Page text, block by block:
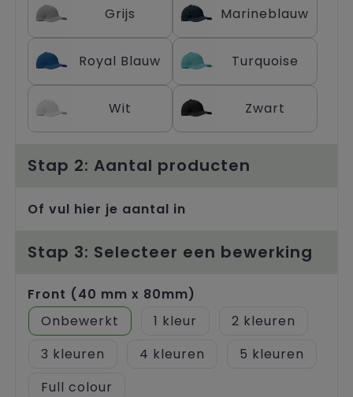
Grijs Marineblauw
Royal Blauw Turquoise
Wit Zwart
Stap 2: Aantal producten
Of vul hier je aantal in
Stap 3: Selecteer een bewerking
Front (40 mm x 80mm)
Onbewerkt
1
2
3
4
5
Full colour